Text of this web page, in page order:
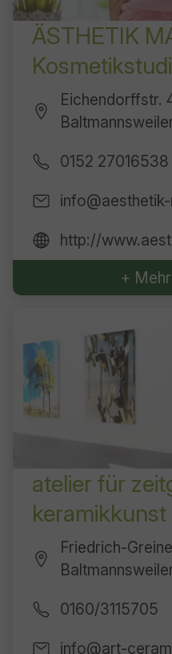
ÄSTHETIK
Eichendorffstr.
0152 27016538
http://
+
atelier für
keramikkunst
Friedrich-
0160/3115705
info@art-